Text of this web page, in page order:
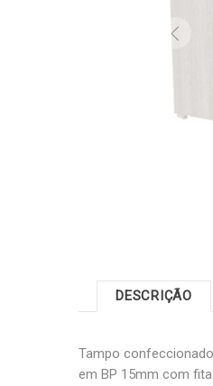
DESCRIÇÃO
Tampo
em BP 15mm com